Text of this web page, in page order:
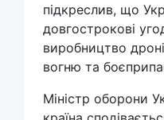
підкреслив, що
довгострокові
виробництво
вогню та
Міністр оборони